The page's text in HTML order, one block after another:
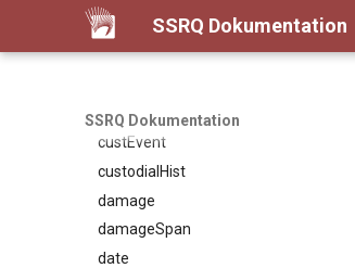
SSRQ Dokumentation
SSRQ Dokumentation
cell
choice
corr
custEvent
custodialHist
damage
damageSpan
date